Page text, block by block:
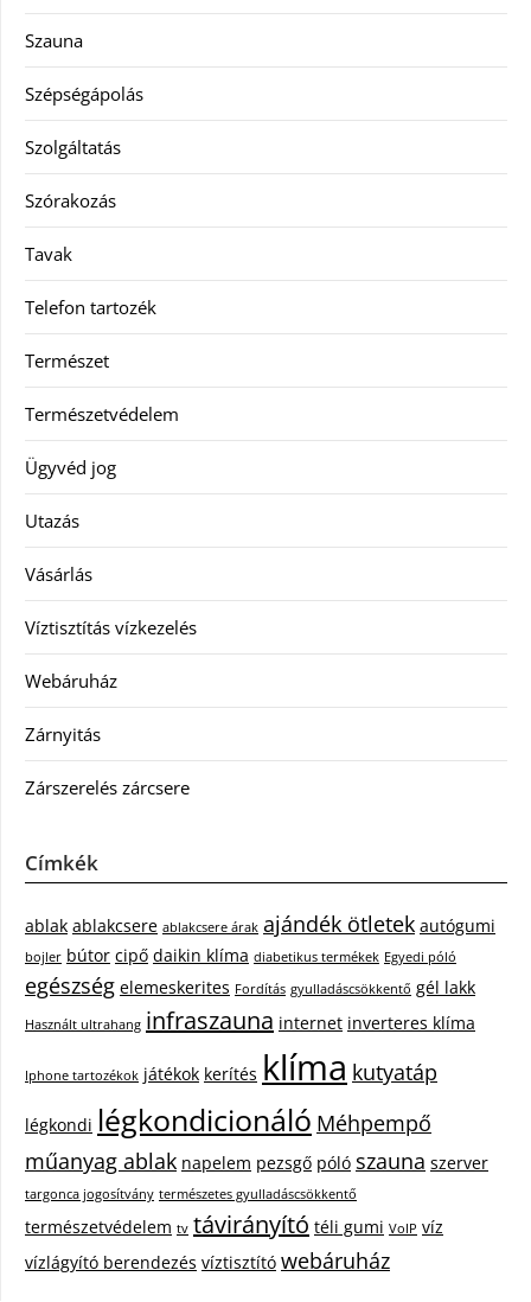
Szauna
Szépségápolás
Szolgáltatás
Szórakozás
Tavak
Telefon tartozék
Természet
Természetvédelem
Ügyvéd jog
Utazás
Vásárlás
Víztisztítás vízkezelés
Webáruház
Zárnyitás
Zárszerelés zárcsere
Címkék
ablak ablakcsere ablakcsere árak ajándék ötletek autógumi
bojler bútor cipő daikin klíma diabetikus termékek Egyedi póló
egészség elemeskerites Fordítás gyulladáscsökkentő gél lakk
Használt ultrahang infraszauna internet inverteres klíma
Iphone tartozékok játékok kerítés klíma kutyatáp
légkondi légkondicionáló Méhpempő
műanyag ablak napelem pezsgő póló szauna szerver
targonca jogosítvány természetes gyulladáscsökkentő
természetvédelem tv távirányító téli gumi VoIP víz
vízlágyító berendezés víztisztító webáruház